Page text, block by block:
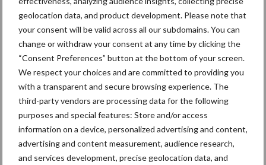
geolocation data, and product development. Please note that
your consent will be valid across all our subdomains. You can
change or withdraw your consent at any time by clicking the
“Consent Preferences” button at the bottom of your screen.
We respect your choices and are committed to providing you
with a transparent and secure browsing experience. The
third-party vendors are processing data for the following
purposes and special features: Store and/or access
information on a device, personalized advertising and content,
advertising and content measurement, audience research,
and services development, precise geolocation data, and
Primaire
Sidebar
Recent nieuws Partner nieuws
6 aug
ForFarmers ziet volume en
marktaandeel groeien in krimpende
Nederlandse markt
6 aug
Tien praktische tips voor een
langere levensduur